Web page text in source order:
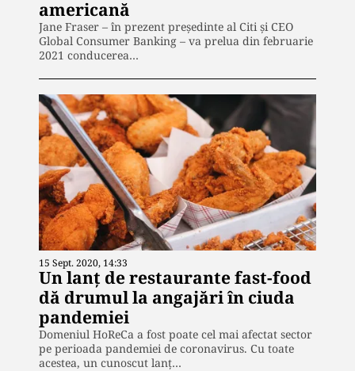
americană
Jane Fraser – în prezent preşedinte al Citi şi CEO
Global Consumer Banking – va prelua din februarie
2021 conducerea…
15 Sept. 2020, 14:33
Un lanț de restaurante fast-food
dă drumul la angajări în ciuda
pandemiei
Domeniul HoReCa a fost poate cel mai afectat sector
pe perioada pandemiei de coronavirus. Cu toate
acestea, un cunoscut lanț…